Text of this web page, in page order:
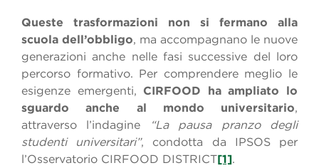
Queste trasformazioni non si fermano alla
scuola dell’obbligo, ma accompagnano le nuove
generazioni anche nelle fasi successive del loro
percorso formativo. Per comprendere meglio le
esigenze emergenti, CIRFOOD ha ampliato lo
sguardo anche al mondo universitario,
attraverso l’indagine
“La pausa pranzo degli
studenti universitari”, condotta da IPSOS per
l’Osservatorio CIRFOOD DISTRICT[1].